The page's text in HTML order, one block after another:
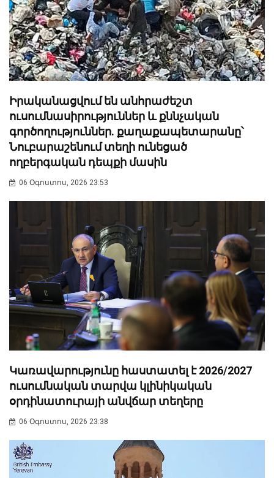
Իրականացվում են անհրաժեշտ
ուսումնասիրություններ և քննչական
գործողություններ. քաղաքապետարանը՝
Նուբարաշենում տեղի ունեցած
ողբերգական դեպքի մասին
06 Օգոստոս, 2026 23:53
Կառավարությունը հաստատել է 2026/2027
ուսումնական տարվա կլինիկական
օրդինատուրայի անվճար տեղերը
06 Օգոստոս, 2026 23:38